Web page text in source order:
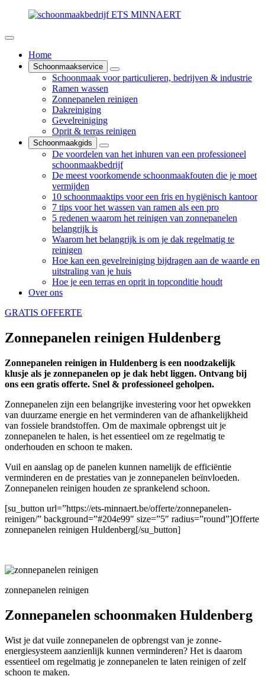
Home
Schoonmaakservice
Schoonmaak voor particulieren, bedrijven & industrie
Ramen wassen
Zonnepanelen reinigen
Dakreiniging
Gevelreiniging
Oprit & terras reinigen
Schoonmaakgids
De voordelen van het inhuren van een professioneel
schoonmaakbedrijf
De meest voorkomende schoonmaakfouten die je moet
vermijden
10 schoonmaaktips voor een fris en hygiënisch kantoor
7 tips voor het wassen van ramen als een pro
5 redenen waarom het reinigen van zonnepanelen
belangrijk is
Waarom het belangrijk is om je dak regelmatig te
reinigen
Hoe kan een gevelreiniging bijdragen aan de waarde en
uitstraling van je huis
Hoe je een terras en oprit in topconditie houdt
Over ons
GRATIS OFFERTE
Zonnepanelen reinigen Huldenberg
Zonnepanelen reinigen in Huldenberg is een noodzakelijk
klusje als je zonnepanelen op je dak hebt liggen. Ontvang bij
ons een gratis offerte. Snel & professioneel geholpen.
Zonnepanelen zijn een belangrijke investering voor het opwekken
van duurzame energie en het verminderen van de afhankelijkheid
van fossiele brandstoffen. Om de maximale opbrengst uit je
zonnepanelen te halen, is het essentieel om ze regelmatig te
onderhouden en schoon te maken.
Vuil en aanslag op de panelen kunnen namelijk de efficiëntie
verminderen en de prestaties van je zonnepanelen beïnvloeden.
Zonnepanelen reinigen houden ze sprankelend schoon.
[su_button url=”https://ets-minnaert.be/offerte/zonnepanelen-
reinigen/” background=”#204e99″ size=”5″ radius=”round”]Offerte
zonnepanelen reinigen Huldenberg[/su_button]
zonnepanelen reinigen
Zonnepanelen schoonmaken Huldenberg
Wist je dat vuile zonnepanelen de opbrengst van je zonne-
energiesysteem aanzienlijk kunnen verminderen? Het is daarom
essentieel om regelmatig je zonnepanelen te laten reinigen of zelf
schoon te maken.